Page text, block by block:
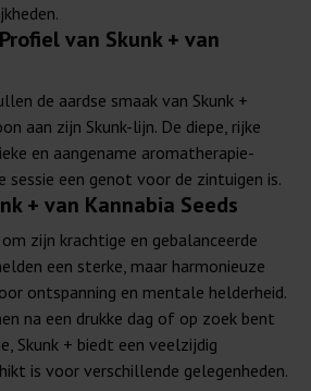
van Skunk + van
de aardse smaak van Skunk +
aan zijn Skunk-lijn. De diepe, rijke
en aangename aromatherapie-
sessie een genot voor de zintuigen is.
+ van Kannabia Seeds
zijn krachtige en gebalanceerde
een sterke, maar harmonieuze
ontspanning en mentale helderheid.
na een drukke dag of op zoek bent
Skunk + biedt een veelzijdig
is voor verschillende gelegenheden.